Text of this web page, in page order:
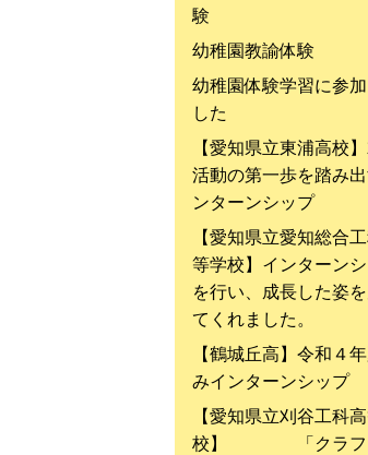
験
幼稚園教諭体験
幼稚園体験学習に参加
した
【愛知県立東浦高校
活動の第一歩を踏み出
ンターンシップ
【愛知県立愛知総合
等学校】インターン
を行い、成長した姿
てくれました。
【鶴城丘高】令和４
みインターンシップ
【愛知県立刈谷工科
校】 「クラフ